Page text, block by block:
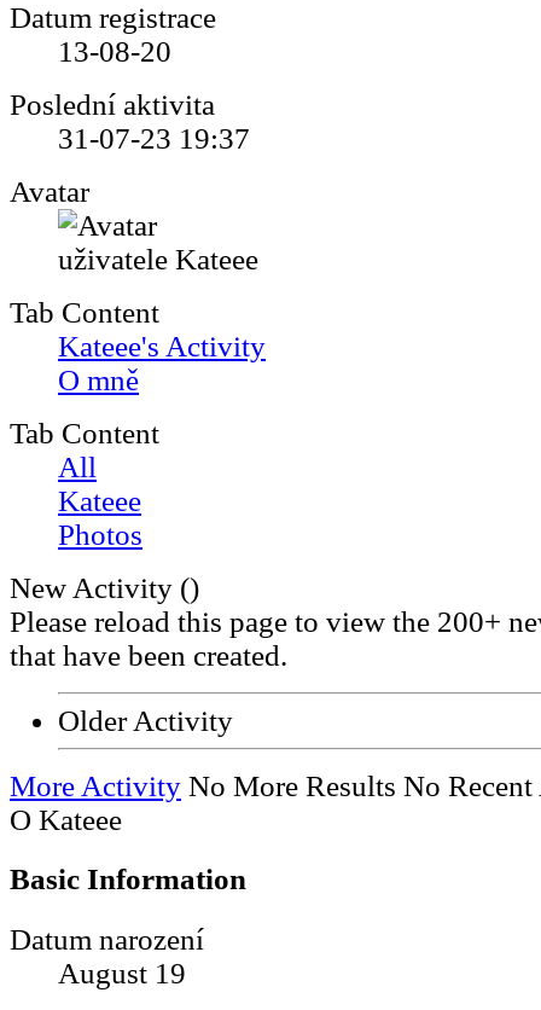
Datum registrace
13-08-20
Poslední aktivita
31-07-23 19:37
Avatar
Tab Content
Kateee's Activity
O mně
Tab Content
All
Kateee
Photos
New Activity ()
Please reload this page to view the 200+
that have been created.
Older Activity
More Activity No More Results No
O Kateee
Basic Information
Datum narození
August 19